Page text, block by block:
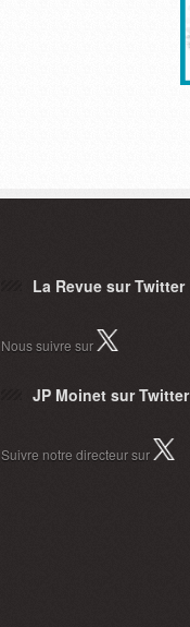
La Revue sur Twitter
Nous suivre sur
JP Moinet sur Twitter
Suivre notre directeur sur